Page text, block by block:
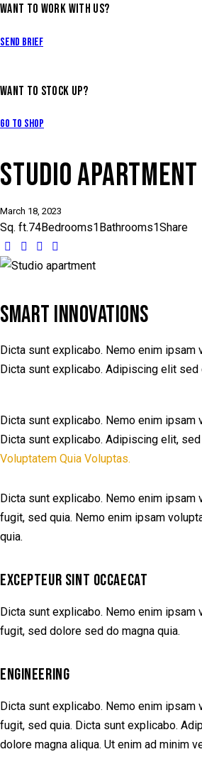
WANT TO WORK WITH US?
Send Brief
WANT TO STOCK UP?
Go to Shop
STUDIO APARTMENT
March 18, 2023
Sq. ft.74Bedrooms1Bathrooms1Share
SMART INNOVATIONS
Dicta sunt explicabo. Nemo enim
Dicta sunt explicabo. Adipiscing elit
Dicta sunt explicabo. Nemo enim
Dicta sunt explicabo. Adipiscing elit,
Voluptatem Quia Voluptas.
Dicta sunt explicabo. Nemo enim
fugit, sed quia. Nemo enim ipsam
quia.
EXCEPTEUR SINT OCCAECAT
Dicta sunt explicabo. Nemo enim
fugit, sed dolore sed do magna quia.
ENGINEERING
Dicta sunt explicabo. Nemo enim
fugit, sed quia. Dicta sunt explicabo.
dolore magna aliqua. Ut enim ad minim